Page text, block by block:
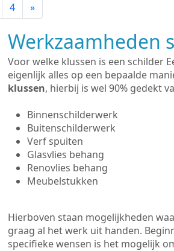
4 »
Werkzaamheden
Voor welke klussen is een schilder
eigenlijk alles op een bepaalde
klussen, hierbij is wel 90% gedekt
Binnenschilderwerk
Buitenschilderwerk
Verf spuiten
Glasvlies behang
Renovlies behang
Meubelstukken
Hierboven staan mogelijkheden
graag al het werk uit handen.
specifieke wensen is het mogelijk